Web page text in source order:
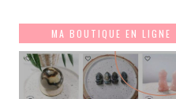
MA BOUTIQUE EN LIGNE